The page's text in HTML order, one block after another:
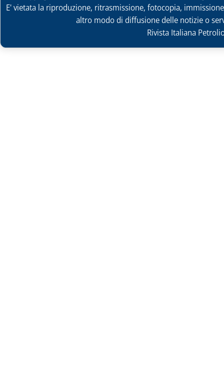
E' vietata la riproduzione, ritrasmissione, fotocopia,
altro modo di diffusione delle notizie o
Rivista Italiana